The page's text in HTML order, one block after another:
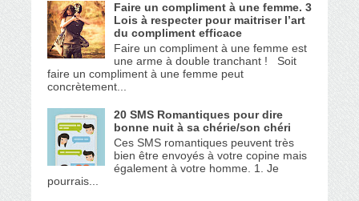
Faire un compliment à une femme. 3
Lois à respecter pour maitriser l’art
du compliment efficace
Faire un compliment à une femme est
une arme à double tranchant ! Soit
faire un compliment à une femme peut
concrètement...
20 SMS Romantiques pour dire
bonne nuit à sa chérie/son chéri
Ces SMS romantiques peuvent très
bien être envoyés à votre copine mais
également à votre homme. 1. Je
pourrais...